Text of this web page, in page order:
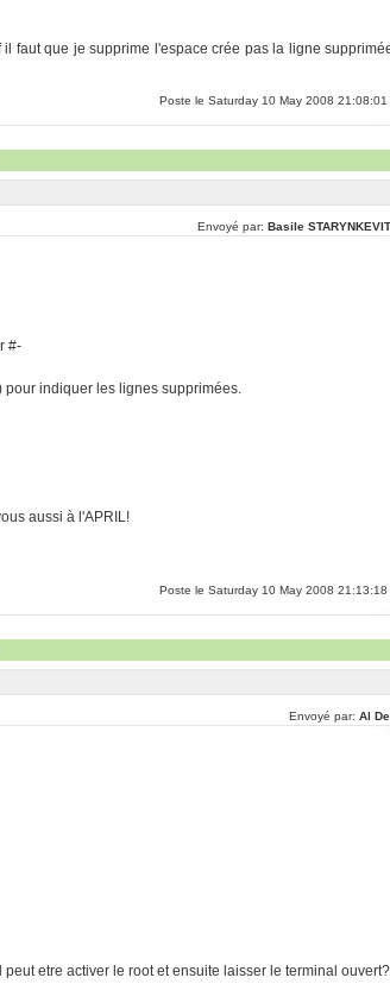
faut que je supprime l'espace crée pas la ligne
Poste le Saturday 10 May 2008 21:08:01
Envoyé par: Basile
#-
pour indiquer les lignes supprimées.
aussi à l'APRIL!
Poste le Saturday 10 May 2008 21:13:18
Envoyé par: Al
etre activer le root et ensuite laisser le terminal ouvert?